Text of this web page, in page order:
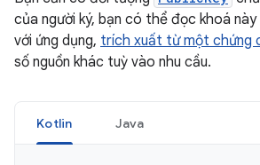
của người ký, bạn có thể đọc khoá
với ứng dụng, trích xuất từ một chứng
số nguồn khác tuỳ vào nhu cầu.
Kotlin Java